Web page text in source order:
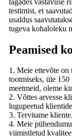
testimist, et
usaldus
tugeva kohaloleku
Peamised
1. Meie ettevõte on
tootmiseks, üle
meetmeid, oleme
2. Võttes arvesse
lugupeetud
3. Tervitame
4. Meie
viimistletud